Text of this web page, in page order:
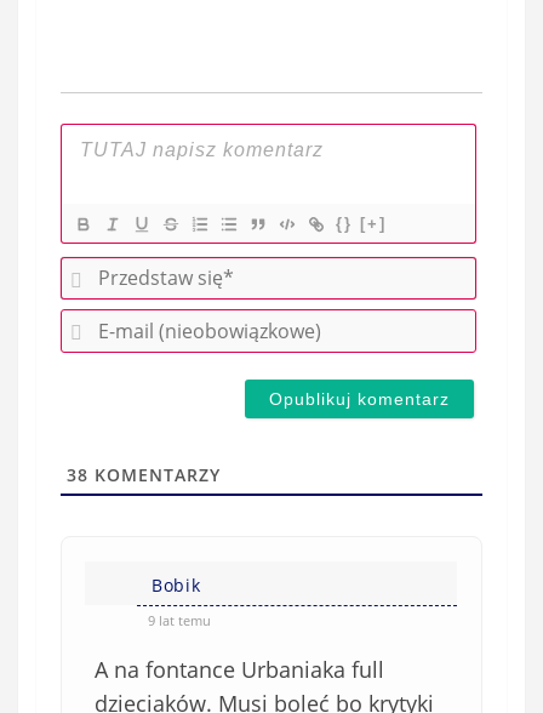
{} [+]
P
r
e
w
E
-
(
38 KOMENTARZY
Bobik
9 lat temu
A na fontance Urbaniaka full
dzieciaków. Musi boleć bo krytyki